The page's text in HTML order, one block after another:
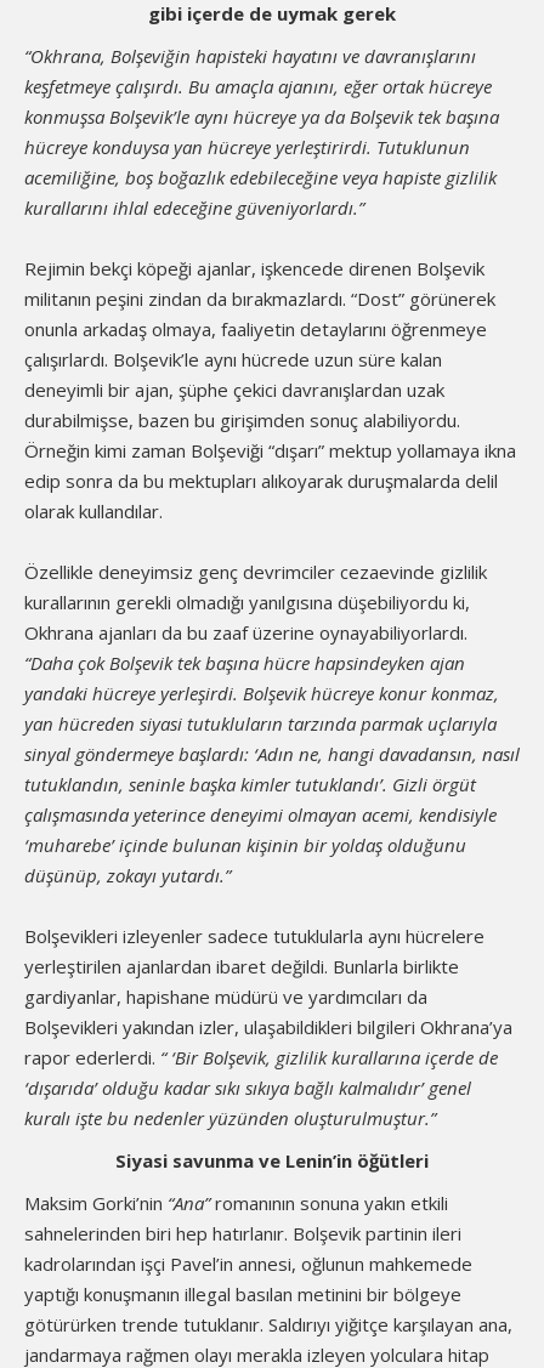
gibi içerde de uymak gerek
“Okhrana, Bolşeviğin hapisteki hayatını ve davranışlarını
keşfetmeye çalışırdı. Bu amaçla ajanını, eğer ortak hücreye
konmuşsa Bolşevik’le aynı hücreye ya da Bolşevik tek başına
hücreye konduysa yan hücreye yerleştirirdi. Tutuklunun
acemiliğine, boş boğazlık edebileceğine veya hapiste gizlilik
kurallarını ihlal edeceğine güveniyorlardı.”
Rejimin bekçi köpeği ajanlar, işkencede direnen Bolşevik
militanın peşini zindan da bırakmazlardı. “Dost” görünerek
onunla arkadaş olmaya, faaliyetin detaylarını öğrenmeye
çalışırlardı. Bolşevik’le aynı hücrede uzun süre kalan
deneyimli bir ajan, şüphe çekici davranışlardan uzak
durabilmişse, bazen bu girişimden sonuç alabiliyordu.
Örneğin kimi zaman Bolşeviği “dışarı” mektup yollamaya ikna
edip sonra da bu mektupları alıkoyarak duruşmalarda delil
olarak kullandılar.
Özellikle deneyimsiz genç devrimciler cezaevinde gizlilik
kurallarının gerekli olmadığı yanılgısına düşebiliyordu ki,
Okhrana ajanları da bu zaaf üzerine oynayabiliyorlardı.
“Daha çok Bolşevik tek başına hücre hapsindeyken ajan
yandaki hücreye yerleşirdi. Bolşevik hücreye konur konmaz,
yan hücreden siyasi tutukluların tarzında parmak uçlarıyla
sinyal göndermeye başlardı: ‘Adın ne, hangi davadansın, nasıl
tutuklandın, seninle başka kimler tutuklandı’. Gizli örgüt
çalışmasında yeterince deneyimi olmayan acemi, kendisiyle
‘muharebe’ içinde bulunan kişinin bir yoldaş olduğunu
düşünüp, zokayı yutardı.”
Bolşevikleri izleyenler sadece tutuklularla aynı hücrelere
yerleştirilen ajanlardan ibaret değildi. Bunlarla birlikte
gardiyanlar, hapishane müdürü ve yardımcıları da
Bolşevikleri yakından izler, ulaşabildikleri bilgileri Okhrana’ya
rapor ederlerdi. “ ‘Bir Bolşevik, gizlilik kurallarına içerde de
‘dışarıda’ olduğu kadar sıkı sıkıya bağlı kalmalıdır’ genel
kuralı işte bu nedenler yüzünden oluşturulmuştur.”
Siyasi savunma ve Lenin’in öğütleri
Maksim Gorki’nin “Ana”romanının sonuna yakın etkili
sahnelerinden biri hep hatırlanır. Bolşevik partinin ileri
kadrolarından işçi Pavel’in annesi, oğlunun mahkemede
yaptığı konuşmanın illegal basılan metinini bir bölgeye
götürürken trende tutuklanır. Saldırıyı yiğitçe karşılayan ana,
jandarmaya rağmen olayı merakla izleyen yolculara hitap